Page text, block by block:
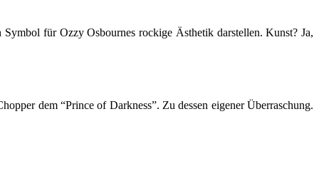
für Ozzy Osbournes rockige Ästhetik darstellen. Kunst? Ja,
dem “Prince of Darkness”. Zu dessen eigener Überraschung.